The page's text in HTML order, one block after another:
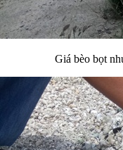
Giá bèo bọt